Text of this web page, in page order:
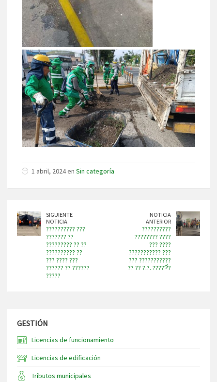
1 abril, 2024 en Sin categoría
SIGUIENTE
NOTICIA
?????????? ???
??????? ??
????????? ?? ??
?????????? ??
??? ???? ???
?????? ?? ??????
?????
NOTICIA
ANTERIOR
??????????
???????? ????
??? ????
??????????? ???
??? ???????????
?? ?? ?.?. ?????́?
GESTIÓN
Licencias de funcionamiento
Licencias de edificación
Tributos municipales